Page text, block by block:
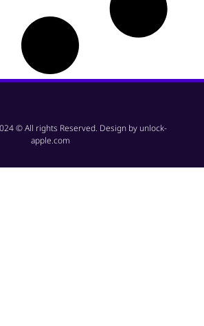
© All rights Reserved. Design by unlock-
apple.com